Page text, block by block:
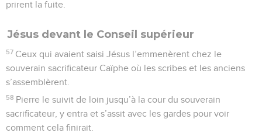
prirent la fuite.
Jésus devant le Conseil supérieur
57 Ceux qui avaient saisi Jésus l’emmenèrent chez le
souverain sacrificateur Caïphe où les scribes et les anciens
s’assemblèrent.
58 Pierre le suivit de loin jusqu’à la cour du souverain
sacrificateur, y entra et s’assit avec les gardes pour voir
comment cela finirait.